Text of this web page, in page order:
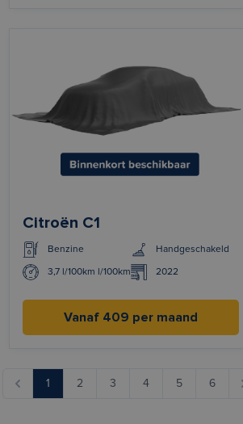
Citroën C1
Benzine Handgeschakeld
3,7 l/100km l/100km 2022
Vanaf 409 per maand
1 2 3 4 5 6